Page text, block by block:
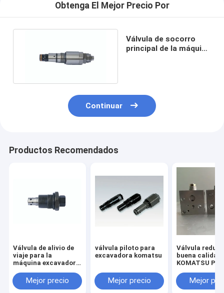
Obtenga El Mejor Precio Por
Válvula de socorro
principal de la máquina
Continuar
Productos Recomendados
Válvula de alivio de
viaje para la
máquina excavadora
Mejor precio
válvula piloto para
excavadora komatsu
Mejor precio
Válvula
buena calidad
KOMATSU
Mejor